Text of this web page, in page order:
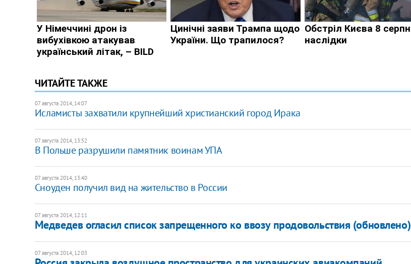
ЧИТАЙТЕ ТАКЖЕ
07 августа 2014, 14:07
Исламисты захватили крупнейший христианский город Ирака
07 августа 2014, 13:52
В Польше разрушили памятник воинам УПА
07 августа 2014, 13:40
Сноуден получил вид на жительство в России
07 августа 2014, 12:11
Медведев огласил список запрещенного ко ввозу продовольствия (обновлено)
07 августа 2014, 12:03